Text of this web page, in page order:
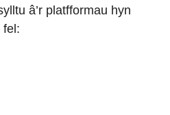
â’r platfformau hyn
fel: